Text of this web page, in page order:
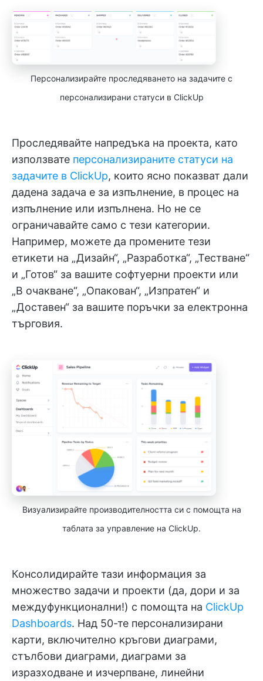
Персонализирайте проследяването на задачите с
персонализирани статуси в ClickUp
Проследявайте напредъка на проекта, като
използвате персонализираните статуси на
задачите в ClickUp, които ясно показват дали
дадена задача е за изпълнение, в процес на
изпълнение или изпълнена. Но не се
ограничавайте само с тези категории.
Например, можете да промените тези
етикети на „Дизайн“, „Разработка“, „Тестване“
и „Готов“ за вашите софтуерни проекти или
„В очакване“, „Опакован“, „Изпратен“ и
„Доставен“ за вашите поръчки за електронна
търговия.
Визуализирайте производителността си с помощта на
таблата за управление на ClickUp.
Консолидирайте тази информация за
множество задачи и проекти (да, дори и за
междуфункционални!) с помощта на ClickUp
Dashboards. Над 50-те персонализирани
карти, включително кръгови диаграми,
стълбови диаграми, диаграми за
изразходване и изчерпване, линейни